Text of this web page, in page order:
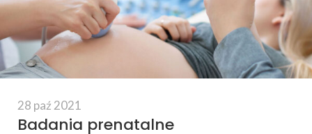
28 paź 2021
Badania prenatalne